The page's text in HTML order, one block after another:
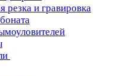
резка и гравировка